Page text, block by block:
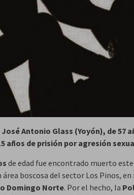
Antonio Glass (Yoyón), de 57
años de prisión por agresión
de edad fue encontrado muerto
área boscosa del sector Los Pinos, en
Domingo Norte. Por el hecho, la